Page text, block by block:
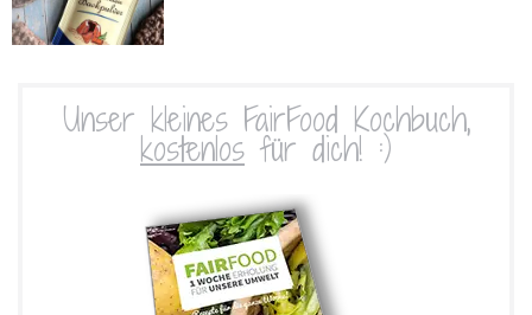
Unser kleines FairFood Kochbuch,
kostenlos für dich! :)